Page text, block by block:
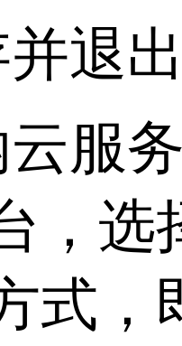
退
服
，选
式，